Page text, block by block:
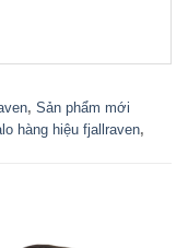
, Sản phẩm mới
hàng hiệu fjallraven,